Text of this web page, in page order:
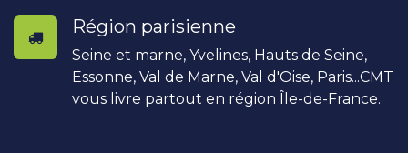
Région parisienne
Seine et marne, Yvelines, Hauts de Seine,
Essonne, Val de Marne, Val d'Oise, Paris...CMT
vous livre partout en région Île-de-France.